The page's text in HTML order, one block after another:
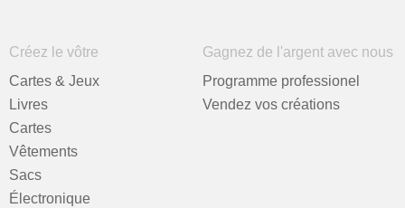
Créez le vôtre
Cartes & Jeux
Livres
Cartes
Vêtements
Sacs
Électronique
Gagnez de l'argent avec nous
Programme professionel
Vendez vos créations